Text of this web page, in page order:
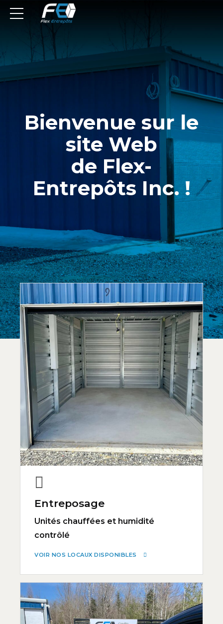
Bienvenue sur le
site Web
de Flex-
Entrepôts Inc. !
Entreposage
Unités chauffées et humidité
contrôlé
VOIR NOS LOCAUX DISPONIBLES